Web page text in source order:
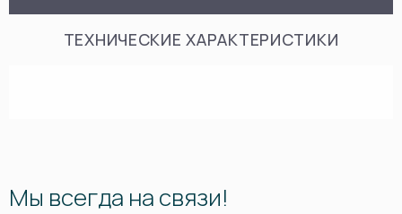
ТЕХНИЧЕСКИЕ ХАРАКТЕРИСТИКИ
Мы всегда на связи!